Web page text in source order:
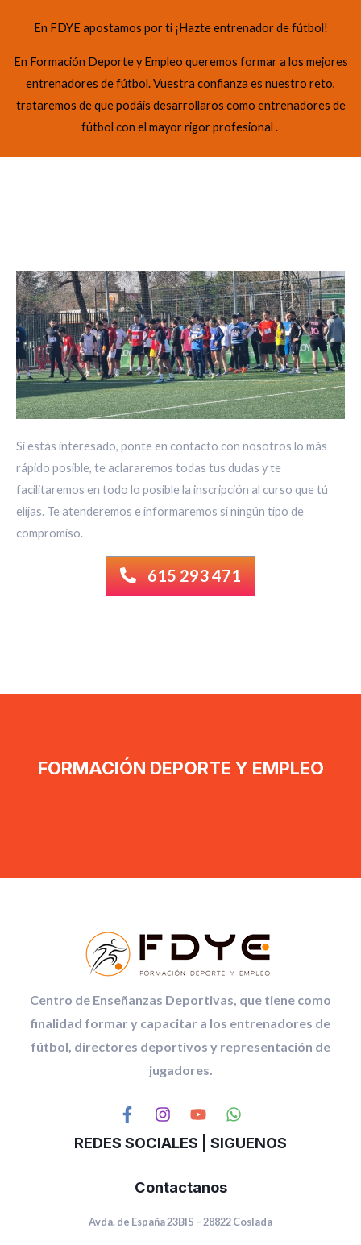
En FDYE apostamos por ti ¡Hazte entrenador de fútbol!
En Formación Deporte y Empleo queremos formar a los mejores
entrenadores de fútbol. Vuestra confianza es nuestro reto,
trataremos de que podáis desarrollaros como entrenadores de
fútbol con el mayor rigor profesional .
Si estás interesado, ponte en contacto con nosotros lo más
rápido posible, te aclararemos todas tus dudas y te
facilitaremos en todo lo posible la inscripción al curso que tú
elijas. Te atenderemos e informaremos si ningún tipo de
compromiso.
615 293 471
FORMACIÓN DEPORTE Y EMPLEO
Centro de Enseñanzas Deportivas, que tiene como
finalidad formar y capacitar a los entrenadores de
fútbol, directores deportivos y representación de
jugadores.
REDES SOCIALES | SIGUENOS
Contactanos
Avda. de España 23BIS – 28822 Coslada